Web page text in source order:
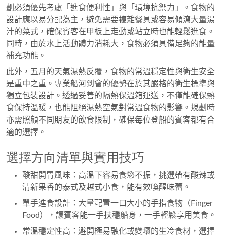
劃必須優先考慮「進食便利性」與「環境抗禦力」。食物的
設計應以易分配為主，避免需要複雜餐具或容易傾瀉大量湯
汁的菜式，確保賓客在甲板上走動或站立時也能輕鬆進食。
同時，由於水上活動體力消耗大，食物必須具備足夠的能量
補充功能。
此外，五月的天氣濕熱反覆，食物的常溫穩定性與衛生安全
是重中之重。專業船河到會的優勢在於其嚴格的衛生標準與
獨立包裝設計。透過妥善的隔熱保溫箱運送，不僅能確保熱
食保持溫暖，也能阻絕濕熱空氣對常溫食物的影響。規劃時
亦需照顧不同朋友的飲食限制，確保每位登船的賓客都有合
適的選擇。
選擇方向清單與實用技巧
酸甜開胃風味：高溫下容易食慾不振，挑選帶有酸辣或
清新果香的泰式及越式小食，能有效喚醒味蕾。
單手進食設計：大量配置一口大小的手指食物（Finger
Food），讓賓客能一手扶穩船身，一手輕鬆享用美食。
常溫穩定性高：避開極易融化或變壞的生冷食材，選擇